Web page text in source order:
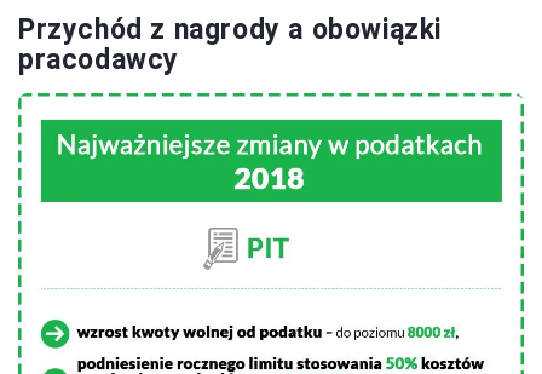
Przychód z nagrody a obowiązki
pracodawcy